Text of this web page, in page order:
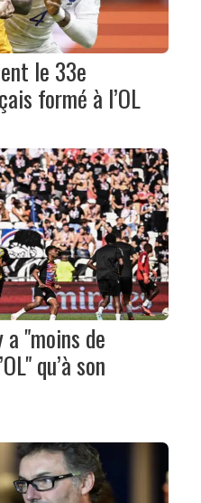
le 33e
formé à l’OL
a "moins de
qu’à son